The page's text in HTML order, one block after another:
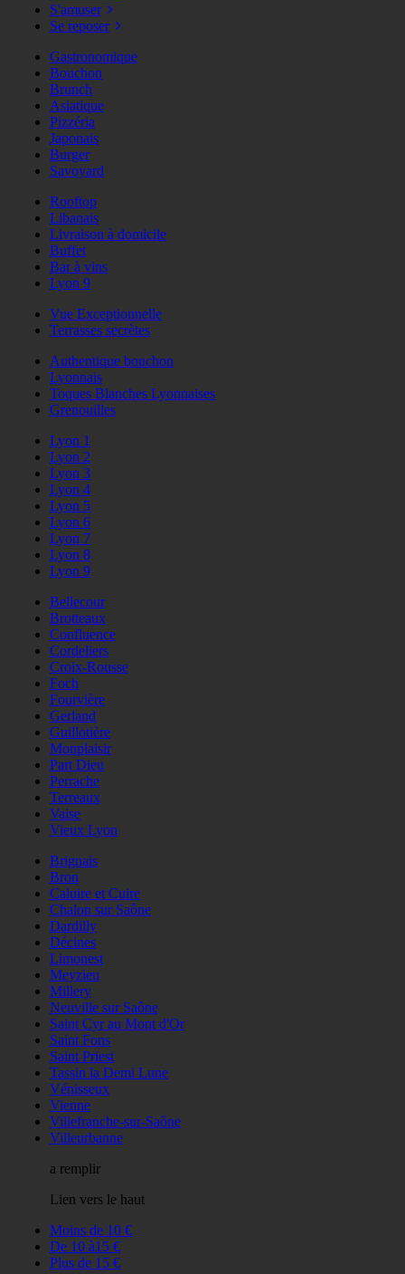
S'amuser
Se reposer
Gastronomique
Bouchon
Brunch
Asiatique
Pizzéria
Japonais
Burger
Savoyard
Rooftop
Libanais
Livraison à domicile
Buffet
Bar à vins
Lyon 9
Vue Exceptionnelle
Terrasses secrètes
Authentique bouchon
Lyonnais
Toques Blanches Lyonnaises
Grenouilles
Lyon 1
Lyon 2
Lyon 3
Lyon 4
Lyon 5
Lyon 6
Lyon 7
Lyon 8
Lyon 9
Bellecour
Brotteaux
Confluence
Cordeliers
Croix-Rousse
Foch
Fourvière
Gerland
Guillotière
Monplaisir
Part Dieu
Perrache
Terreaux
Vaise
Vieux Lyon
Brignais
Bron
Caluire et Cuire
Chalon sur Saône
Dardilly
Décines
Limonest
Meyzieu
Millery
Neuville sur Saône
Saint Cyr au Mont d'Or
Saint Fons
Saint Priest
Tassin la Demi Lune
Vénisseux
Vienne
Villefranche-sur-Saône
Villeurbanne
a remplir
Lien vers le haut
Moins de 10 €
De 10 à15 €
Plus de 15 €